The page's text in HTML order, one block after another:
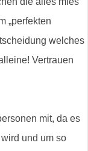
„perfekten
welches
Vertrauen
mit, da es
und um so